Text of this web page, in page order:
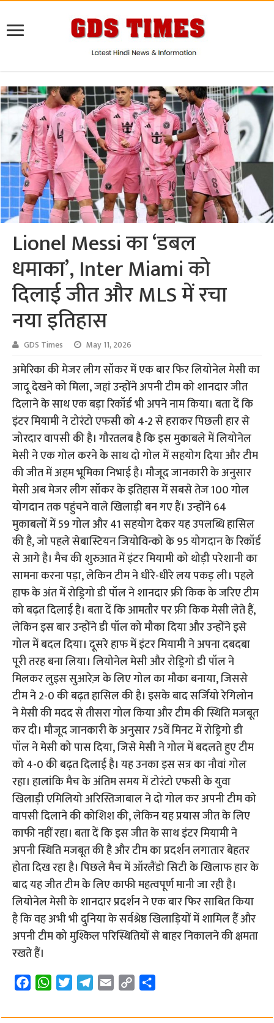
Lionel Messi का ‘डबल
धमाका’, Inter Miami को
दिलाई जीत और MLS में रचा
नया इतिहास
GDS Times May 11, 2026
अमेरिका की मेजर लीग सॉकर में एक बार फिर लियोनेल मेसी का
जादू देखने को मिला, जहां उन्होंने अपनी टीम को शानदार जीत
दिलाने के साथ एक बड़ा रिकॉर्ड भी अपने नाम किया। बता दें कि
इंटर मियामी ने टोरंटो एफसी को 4-2 से हराकर पिछली हार से
जोरदार वापसी की है। गौरतलब है कि इस मुकाबले में लियोनेल
मेसी ने एक गोल करने के साथ दो गोल में सहयोग दिया और टीम
की जीत में अहम भूमिका निभाई है। मौजूद जानकारी के अनुसार
मेसी अब मेजर लीग सॉकर के इतिहास में सबसे तेज 100 गोल
योगदान तक पहुंचने वाले खिलाड़ी बन गए हैं। उन्होंने 64
मुकाबलों में 59 गोल और 41 सहयोग देकर यह उपलब्धि हासिल
की है, जो पहले सेबास्टियन जियोविन्को के 95 योगदान के रिकॉर्ड
से आगे है। मैच की शुरुआत में इंटर मियामी को थोड़ी परेशानी का
सामना करना पड़ा, लेकिन टीम ने धीरे-धीरे लय पकड़ ली। पहले
हाफ के अंत में रोड्रिगो डी पॉल ने शानदार फ्री किक के जरिए टीम
को बढ़त दिलाई है। बता दें कि आमतौर पर फ्री किक मेसी लेते हैं,
लेकिन इस बार उन्होंने डी पॉल को मौका दिया और उन्होंने इसे
गोल में बदल दिया। दूसरे हाफ में इंटर मियामी ने अपना दबदबा
पूरी तरह बना लिया। लियोनेल मेसी और रोड्रिगो डी पॉल ने
मिलकर लुइस सुआरेज़ के लिए गोल का मौका बनाया, जिससे
टीम ने 2-0 की बढ़त हासिल की है। इसके बाद सर्जियो रेगिलोन
ने मेसी की मदद से तीसरा गोल किया और टीम की स्थिति मजबूत
कर दी। मौजूद जानकारी के अनुसार 75वें मिनट में रोड्रिगो डी
पॉल ने मेसी को पास दिया, जिसे मेसी ने गोल में बदलते हुए टीम
को 4-0 की बढ़त दिलाई है। यह उनका इस सत्र का नौवां गोल
रहा। हालांकि मैच के अंतिम समय में टोरंटो एफसी के युवा
खिलाड़ी एमिलियो अरिस्तिजाबाल ने दो गोल कर अपनी टीम को
वापसी दिलाने की कोशिश की, लेकिन यह प्रयास जीत के लिए
काफी नहीं रहा। बता दें कि इस जीत के साथ इंटर मियामी ने
अपनी स्थिति मजबूत की है और टीम का प्रदर्शन लगातार बेहतर
होता दिख रहा है। पिछले मैच में ऑरलैंडो सिटी के खिलाफ हार के
बाद यह जीत टीम के लिए काफी महत्वपूर्ण मानी जा रही है।
लियोनेल मेसी के शानदार प्रदर्शन ने एक बार फिर साबित किया
है कि वह अभी भी दुनिया के सर्वश्रेष्ठ खिलाड़ियों में शामिल हैं और
अपनी टीम को मुश्किल परिस्थितियों से बाहर निकालने की क्षमता
रखते हैं।
F
c
W
a
T
i
T
l
E
a
C
p
a